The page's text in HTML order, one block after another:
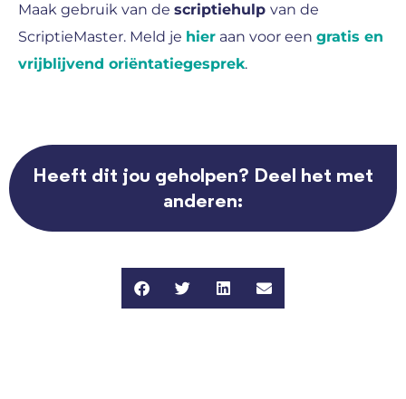
Maak gebruik van de scriptiehulp van de
ScriptieMaster. Meld je hier aan voor een gratis en
vrijblijvend oriëntatiegesprek.
Heeft dit jou geholpen? Deel het met
anderen: